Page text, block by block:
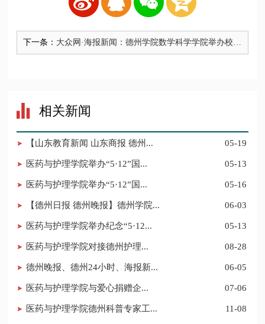
下一条： 大众网·海报新闻：德州学院数学科学学院举办校友
沙龙活动
相关新闻
【山东教育新闻 山东商报 德州... 05-19
医药与护理学院举办“5·12”国... 05-13
医药与护理学院举办“5·12”国... 05-16
【德州日报 德州晚报】德州学院... 06-03
医药与护理学院举办纪念“5·12... 05-13
​医药与护理学院对接德州护理... 08-28
德州晚报、德州24小时、海报新... 06-05
​医药与护理学院与爱心捐赠企... 07-06
医药与护理学院德州科普专家工... 11-08